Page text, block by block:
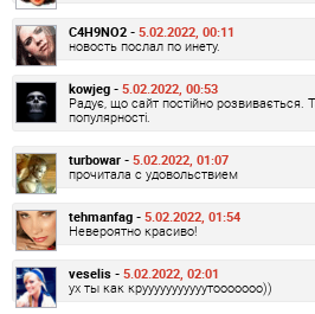
C4H9NO2 - 5.02.2022, 00:11
новость послал по инету.
kowjeg - 5.02.2022, 00:53
Радує, що сайт постійно розвивається.
популярності.
turbowar - 5.02.2022, 01:07
прочитала с удовольствием
tehmanfag - 5.02.2022, 01:54
Невероятно красиво!
veselis - 5.02.2022, 02:01
ух ты как крууууууууууутооооооо))